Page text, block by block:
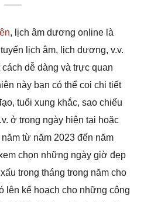
, lịch âm dương online là
lịch âm, lịch dương, v.v.
dễ dàng và trực quan
này bạn có thể coi chi tiết
tuổi xung khắc, sao chiếu
ở trong ngày hiện tại hoặc
từ năm 2023 đến năm
chọn những ngày giờ đẹp
trong tháng trong năm cho
lên kế hoạch cho những công